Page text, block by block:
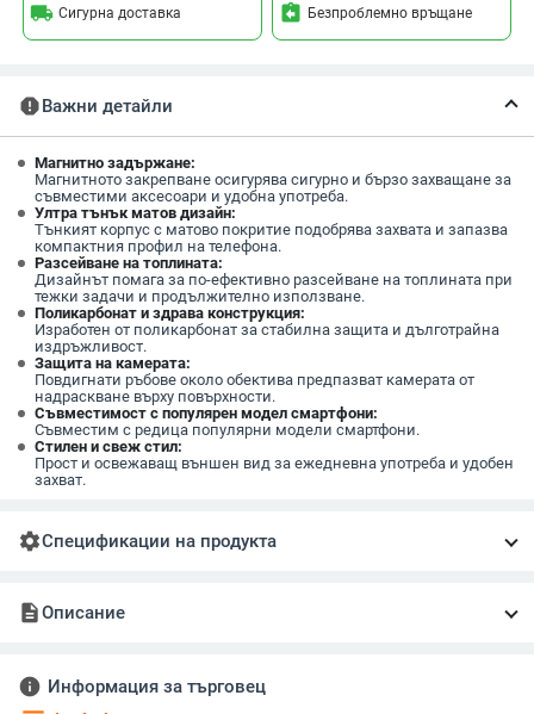
local_shipping Сигурна доставка assignment_return Безпроблемно връщане
reportВажни детайли
Магнитно задържане:
Магнитното закрепване осигурява сигурно и бързо захващане за
съвместими аксесоари и удобна употреба.
Ултра тънък матов дизайн:
Тънкият корпус с матово покритие подобрява захвата и запазва
компактния профил на телефона.
Разсейване на топлината:
Дизайнът помага за по-ефективно разсейване на топлината при
тежки задачи и продължително използване.
Поликарбонат и здрава конструкция:
Изработен от поликарбонат за стабилна защита и дълготрайна
издръжливост.
Защита на камерата:
Повдигнати ръбове около обектива предпазват камерата от
надраскване върху повърхности.
Съвместимост с популярен модел смартфони:
Съвместим с редица популярни модели смартфони.
Стилен и свеж стил:
Прост и освежаващ външен вид за ежедневна употреба и удобен
захват.
settingsСпецификации на продукта
descriptionОписание
info Информация за търговец